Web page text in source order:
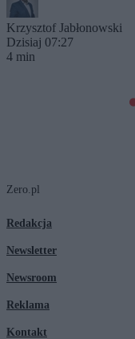
Krzysztof Jabłonowski
Dzisiaj 07:27
4 min
Zero.pl
Redakcja
Newsletter
Newsroom
Reklama
Kontakt